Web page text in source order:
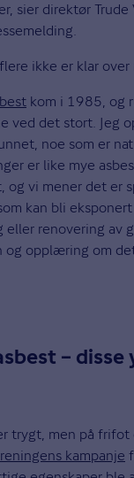
sier direktør Trude
ikke er klar over
kom i 1985, og
ved det stort. Jeg
noe som er
er like mye
og vi mener det er
kan bli
renovering av
og opplæring om
– disse
trygt, men på frifot
kampanje